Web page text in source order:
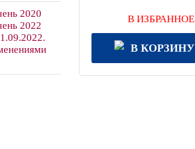
2020
2022
В ИЗБРАННОЕ
В КОРЗИНУ